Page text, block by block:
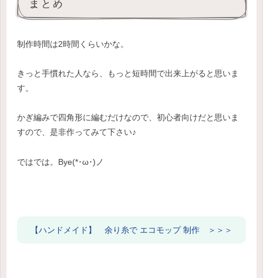
制作時間は2時間くらいかな。
きっと手慣れた人なら、もっと短時間で出来上がると思いま
す。
かぎ編みで四角形に編むだけなので、初心者向けだと思いま
すので、是非作ってみて下さい♪
ではでは。Bye(*･ω･)ノ
【ハンドメイド】 余り糸で エコモップ 制作 ＞＞＞